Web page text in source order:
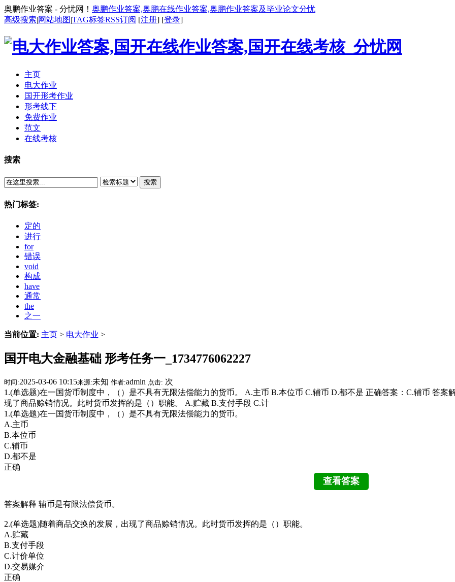
奥鹏作业答案 - 分忧网！ 奥鹏作业答案,奥鹏在线作业答案,奥鹏作业答案及毕业论文分忧
高级搜索|网站地图|TAG标签RSS订阅 [注册] [登录]
主页
电大作业
国开形考作业
形考线下
免费作业
范文
在线考核
搜索
搜索
热门标签:
定的
进行
for
错误
void
构成
have
通常
the
之一
当前位置: 主页 > 电大作业 >
国开电大金融基础 形考任务一_1734776062227
时间:2025-03-06 10:15来源:未知 作者:admin 点击: 次
1.(单选题)在一国货币制度中，（）是不具有无限法偿能力的货币。 A.主币 B.本位币 C.辅币 D.都不是 正确答案：C.辅币 答案
现了商品赊销情况。此时货币发挥的是（）职能。 A.贮藏 B.支付手段 C.计
1.(单选题)在一国货币制度中，（）是不具有无限法偿能力的货币。
A.主币
B.本位币
C.辅币
D.都不是
正确
答案解释 辅币是有限法偿货币。
2.(单选题)随着商品交换的发展，出现了商品赊销情况。此时货币发挥的是（）职能。
A.贮藏
B.支付手段
C.计价单位
D.交易媒介
正确